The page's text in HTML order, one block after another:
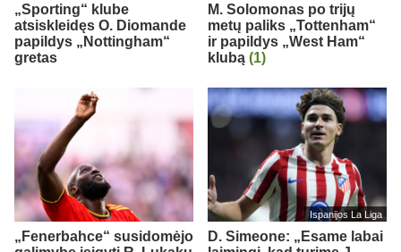
„Sporting“ klube
atsiskleidęs O. Diomande
papildys „Nottingham“
gretas
M. Solomonas po trijų
metų paliks „Tottenham“
ir papildys „West Ham“
klubą (1)
„Fenerbahce“ susidomėjo
Ispanijos La Liga
D. Simeone: „Esame labai